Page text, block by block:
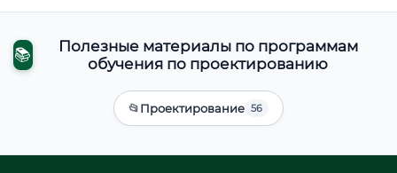
📚
Полезные материалы по программам
обучения по проектированию
📂Проектирование 56